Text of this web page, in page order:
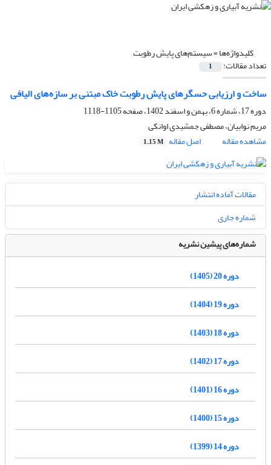
کلیدواژه‌ها =سیستم‌های پایش رطوبت
تعداد مقالات: 1
ساخت و ارزیابی‌ حسگرهای پایش رطوبت خاک مبتنی بر سازه‌های الیافی
دوره 17، شماره 6، بهمن و اسفند 1402، صفحه
1105-1118
مریم نوابیان، مصطفی جمشیدی اوانکی
مشاهده مقاله
اصل مقاله 1.15 M
مقالات آماده انتشار
شماره جاری
شماره‌های پیشین نشریه
دوره 20 (1405)
دوره 19 (1404)
دوره 18 (1403)
دوره 17 (1402)
دوره 16 (1401)
دوره 15 (1400)
دوره 14 (1399)